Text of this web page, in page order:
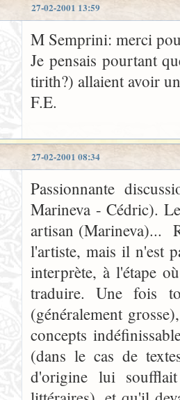
27-02-2001 13:59
M Semprini: merci
Je pensais pourtant
tirith?) allaient avoir
F.E.
27-02-2001 08:34
Passionnante
Marineva - Cédric).
artisan (Marineva)...
l'artiste, mais il n'est
interprète, à l'étape
traduire. Une fois
(généralement
concepts
(dans le cas de
d'origine lui